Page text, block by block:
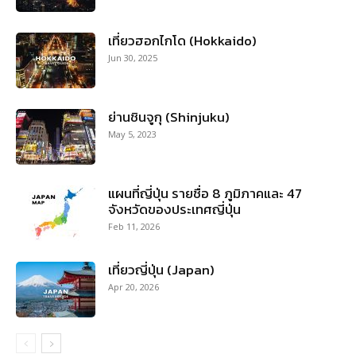
เที่ยวฮอกไกโด (Hokkaido)
Jun 30, 2025
ย่านชินจูกุ (Shinjuku)
May 5, 2023
แผนที่ญี่ปุ่น รายชื่อ 8 ภูมิภาคและ 47
จังหวัดของประเทศญี่ปุ่น
Feb 11, 2026
เที่ยวญี่ปุ่น (Japan)
Apr 20, 2026